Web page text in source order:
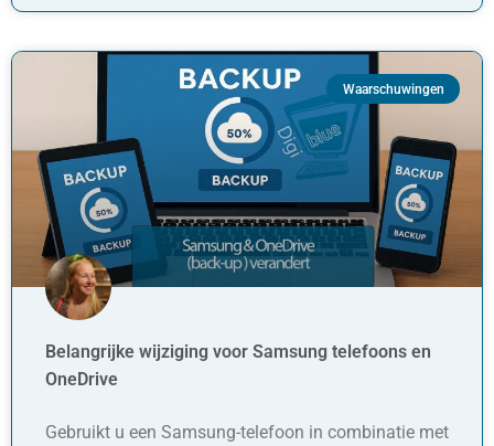
Waarschuwingen
Belangrijke wijziging voor Samsung telefoons en
OneDrive
Gebruikt u een Samsung-telefoon in combinatie met